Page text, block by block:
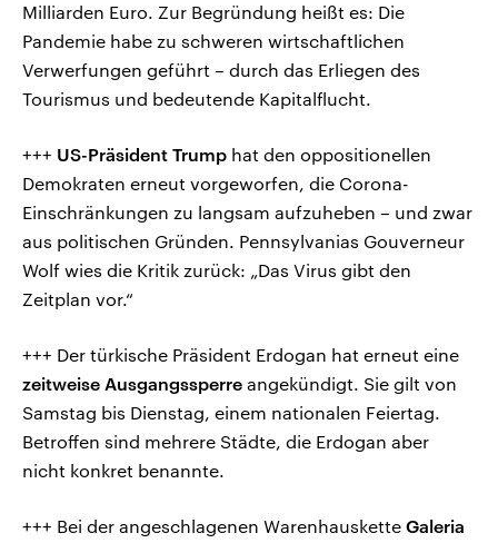
Milliarden Euro. Zur Begründung heißt es: Die
Pandemie habe zu schweren wirtschaftlichen
Verwerfungen geführt – durch das Erliegen des
Tourismus und bedeutende Kapitalflucht.
+++ US-Präsident Trump hat den oppositionellen
Demokraten erneut vorgeworfen, die Corona-
Einschränkungen zu langsam aufzuheben – und zwar
aus politischen Gründen. Pennsylvanias Gouverneur
Wolf wies die Kritik zurück: „Das Virus gibt den
Zeitplan vor.“
+++ Der türkische Präsident Erdogan hat erneut eine
zeitweise Ausgangssperre angekündigt. Sie gilt von
Samstag bis Dienstag, einem nationalen Feiertag.
Betroffen sind mehrere Städte, die Erdogan aber
nicht konkret benannte.
+++ Bei der angeschlagenen Warenhauskette Galeria